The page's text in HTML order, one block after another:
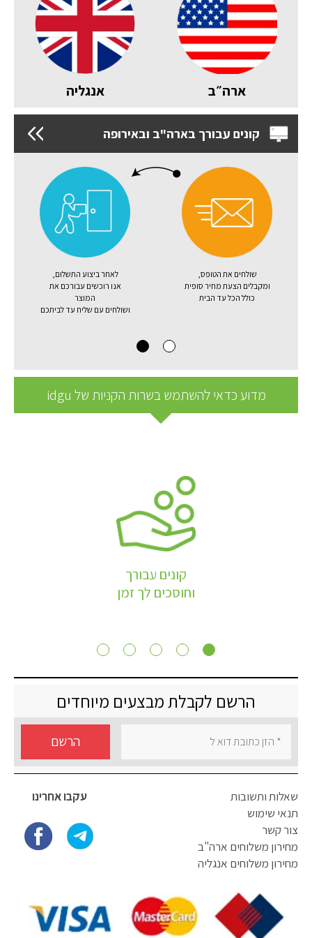
ארה״ב אנגליה
קונים עבורך בארה"ב ובאירופה
שולחים את הטופס,
ומקבלים הצעת מחיר סופית
כולל הכל עד הבית
לאחר ביצוע התשלום,
אנו רוכשים עבורכם את
המוצר
ושולחים עם שליח עד לביתכם
מדוע כדאי להשתמש בשרות הקניות של idgu
קונים עבורך
וחוסכים לך זמן
הרשם לקבלת מבצעים מיוחדים
הרשם
עקבו אחרינו
שאלות ותשובות
תנאי שימוש
צור קשר
מחירון משלוחים ארה"ב
מחירון משלוחים אנגליה